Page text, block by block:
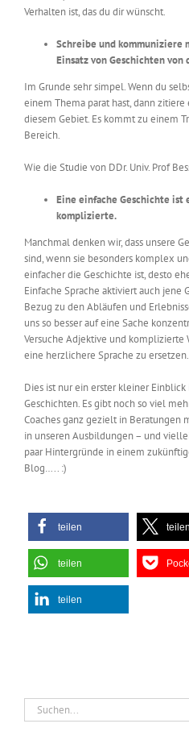
Verhalten ist, das du dir wünscht.
Schreibe und kommuniziere
Einsatz von Geschichten
Im Grunde sehr simpel. Wenn du
einem Thema parat hast, dann
diesem Gebiet. Es kommt zu einem
Bereich.
Wie die Studie von DDr. Univ. Prof
Eine einfache Geschichte
komplizierte.
Manchmal denken wir, dass unsere
sind, wenn sie besonders komplex
einfacher die Geschichte ist, desto
Einfache Sprache aktiviert auch jene
Bezug zu den Abläufen und
uns so besser auf eine Sache
Versuche Adjektive und komplizierte
eine herzlichere Sprache zu ersetzen.
Dies ist nur ein erster kleiner
Geschichten. Es gibt noch so viel
Coaches ganz gezielt in Beratungen
in unseren Ausbildungen – und
paar Hintergründe in einem
Blog….. :)
teilen teilen
teilen
teilen
Suche
nach: